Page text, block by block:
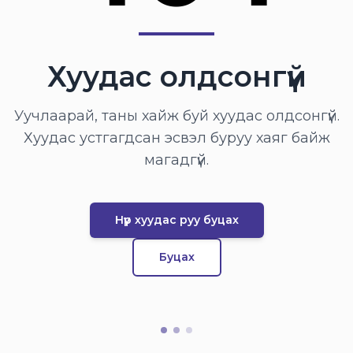
Хуудас олдсонгүй
Уучлаарай, таны хайж буй хуудас олдсонгүй.
Хуудас устгагдсан эсвэл буруу хаяг байж
магадгүй.
Нүүр хуудас руу буцах
Буцах